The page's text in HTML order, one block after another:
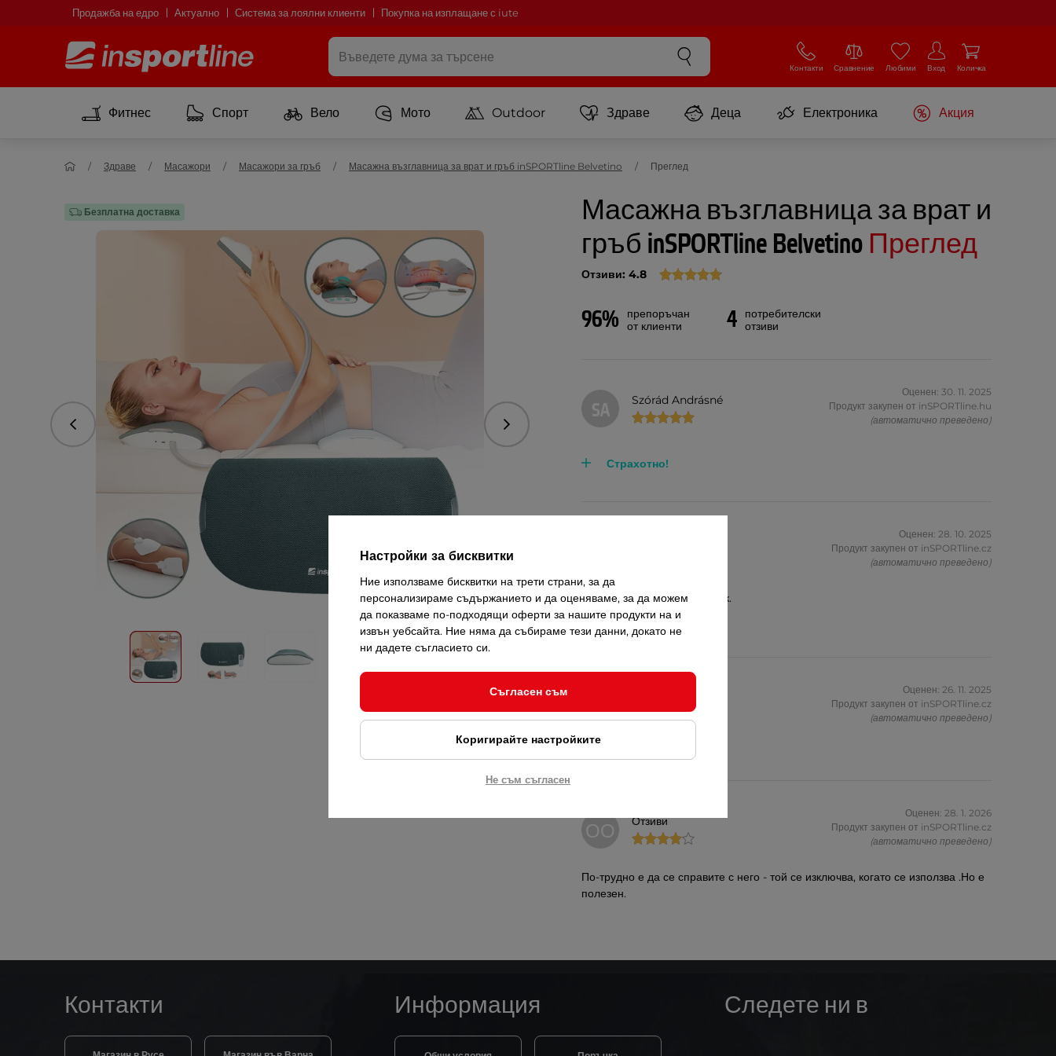
Продажба на едро Актуално Система за лоялни клиенти Покупка на изплащане с iute
Контакти Сравнение Любими Вход Количка
Фитнес Спорт Вело Мото Outdoor Здраве Деца Електроника Акция
Здраве Масажори Масажори за гръб Масажна възглавница за врат и гръб inSPORTline Belvetino Преглед
Безплатна доставка
Предишна Следваща
+7
Масажна възглавница за врат и
гръб inSPORTline Belvetino Преглед
Отзиви: 4.8
96%
препоръчан
от клиенти
4
потребителски
отзиви
SA Szórád Andrásné
Оценен: 30. 11. 2025
Продукт закупен от inSPORTline.hu
(автоматично преведено)
Страхотно!
Оценен: 28. 10. 2025
Продукт закупен от inSPORTline.cz
(автоматично преведено)
Не знам, това беше подарък.
JZ
Оценен: 26. 11. 2025
Продукт закупен от inSPORTline.cz
(автоматично преведено)
ОО Отзиви
Оценен: 28. 1. 2026
Продукт закупен от inSPORTline.cz
(автоматично преведено)
По-трудно е да се справите с него - той се изключва, когато се използва .Но е
полезен.
Контакти Информация Следете ни в
Настройки за бисквитки
Ние използваме бисквитки на трети страни, за да
персонализираме съдържанието и да оценяваме, за да можем
да показваме по-подходящи оферти за нашите продукти на и
извън уебсайта. Ние няма да събираме тези данни, докато не
ни дадете съгласието си.
Съгласен съм
Коригирайте настройките
Не съм съгласен